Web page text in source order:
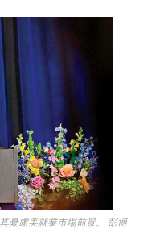
憂慮美就業市場前景。 彭博